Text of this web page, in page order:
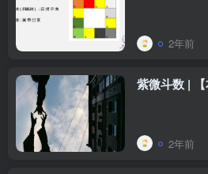
2年前
紫微斗数 |
2年前